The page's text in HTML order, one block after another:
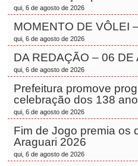
qui, 6 de agosto de 2026
MOMENTO DE VÔLEI
qui, 6 de agosto de 2026
DA REDAÇÃO – 06 DE
qui, 6 de agosto de 2026
Prefeitura promove
celebração dos 138
qui, 6 de agosto de 2026
Fim de Jogo premia os
Araguari 2026
qui, 6 de agosto de 2026